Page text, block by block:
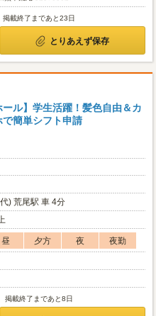
掲載終了まであと23日
とりあえず保存
ール】学生活躍！髪色自由＆カ
簡単シフト申請
) 荒尾駅 車 4分
昼 夕方 夜
夜勤
掲載終了まであと8日